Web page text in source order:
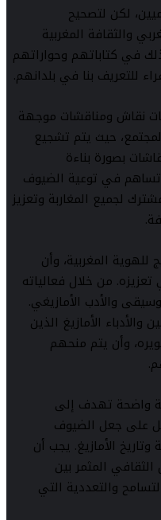
لكن لتصحيح
والثقافة المغربية
في كتاباتهم وحواراتهم
للتعريف بنا في بلدانهم.
نقاش ومناقشات موجهة
حيث يتم تشجيع
بصورة بناءة
في توعية الضيوف
لجميع المغاربة وتعزيز
للهوية المغربية، وأن
من خلال فعالياته
والأدب الأمازيغي.
الأمازيغ الذين
وأن يتم منحهم
واضحة تهدف إلى
على جعل الضيوف
الأمازيغ. يجب أن
المثمر بين
والتعددية التي